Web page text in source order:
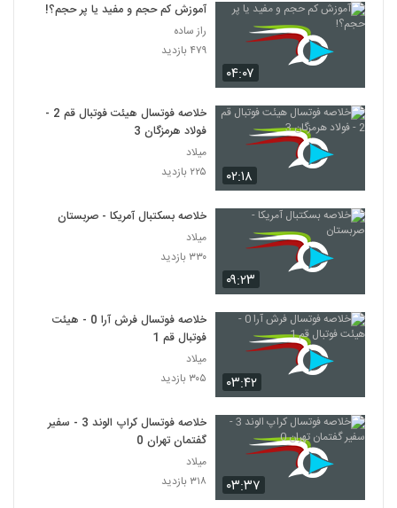
۰۴:۰۷
آموزش کم حجم و مفید یا پر حجم؟!
راز ساده
۴۷۹ بازدید
۰۲:۱۸
خلاصه فوتسال هیئت فوتبال قم 2 -
فولاد هرمزگان 3
میلاد
۲۲۵ بازدید
۰۹:۲۳
خلاصه بسکتبال آمریکا - صربستان
میلاد
۳۳۰ بازدید
۰۳:۴۲
خلاصه فوتسال فرش آرا 0 - هیئت
فوتبال قم 1
میلاد
۳۰۵ بازدید
۰۳:۳۷
خلاصه فوتسال کراپ الوند 3 - سفیر
گفتمان تهران 0
میلاد
۳۱۸ بازدید